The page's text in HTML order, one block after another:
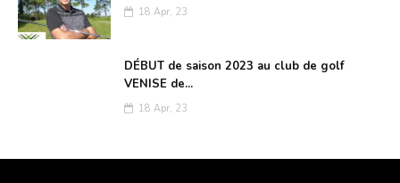
18 Apr, 23
DÉBUT de saison 2023 au club de golf
VENISE de...
18 Apr, 23